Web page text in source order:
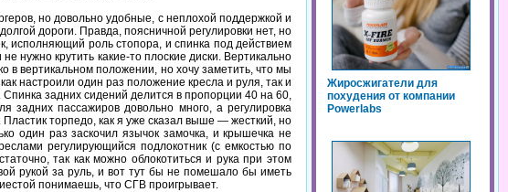
но довольно удобные, с неплохой поддержкой и
дороги. Правда, поясничной регулировки нет, но
исполняющий роль стопора, и спинка под действием
нужно крутить какие-то плоские диски. Вертикально
в вертикальном положении, но хочу заметить, что мы
настроили один раз положение кресла и руля, так и
задних сидений делится в пропорции 40 на 60,
задних пассажиров довольно много, а регулировка
торпедо, как я уже сказал выше — жесткий, но
один раз заскочил язычок замочка, и крышечка не
регулирующийся подлокотник (с емкостью по
так как можно облокотиться и рука при этом
рукой за руль, и вот тут бы не помешало бы иметь
понимаешь, что СГВ проигрывает.
Жиросжигатели для
похудения от компании
Powerlabs